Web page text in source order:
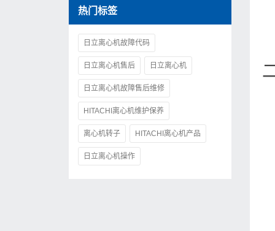
热门标签
日立离心机故障代码
日立离心机售后 日立离心机
日立离心机故障售后维修
HITACHI离心机维护保养
离心机转子 HITACHI离心机产品
日立离心机操作